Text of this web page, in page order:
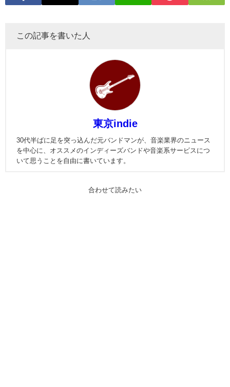
この記事を書いた人
東京indie
30代半ばに足を突っ込んだ元バンドマンが、音楽業界のニュース
を中心に、オススメのインディーズバンドや音楽系サービスにつ
いて思うことを自由に書いています。
合わせて読みたい